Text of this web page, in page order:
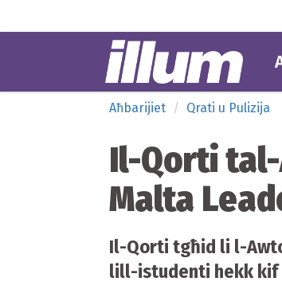
Aħbarijiet Qrati u Pulizija
Il-Qorti
Malta
Il-Qorti tgħid li l-
lill-istudenti hekk kif